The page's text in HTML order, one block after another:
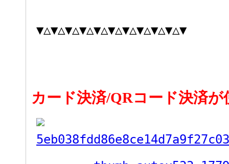
▼△▼△▼△▼△▼△▼△▼△▼△▼△▼△▼
カード決済/QRコード決済が